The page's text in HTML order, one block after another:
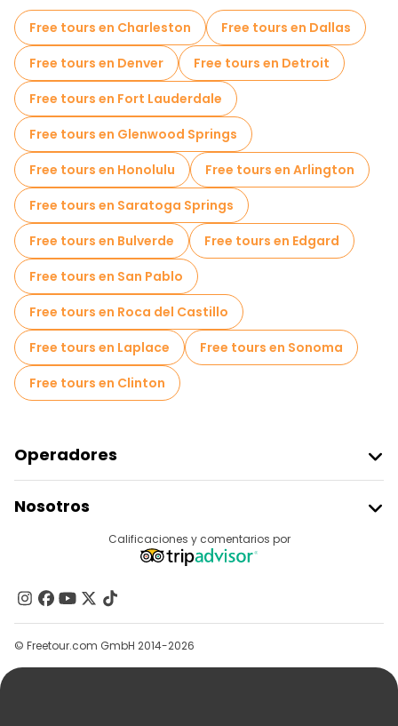
Free tours en Charleston
Free tours en Dallas
Free tours en Denver
Free tours en Detroit
Free tours en Fort Lauderdale
Free tours en Glenwood Springs
Free tours en Honolulu
Free tours en Arlington
Free tours en Saratoga Springs
Free tours en Bulverde
Free tours en Edgard
Free tours en San Pablo
Free tours en Roca del Castillo
Free tours en Laplace
Free tours en Sonoma
Free tours en Clinton
Operadores
Acceder Como Proveedor
Programa De Afiliados
Nosotros
Contacto
Grupos
Ayuda
Calificaciones y comentarios por
© Freetour.com GmbH 2014-2026